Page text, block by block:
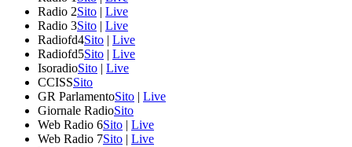
Radio 2Sito | Live
Radio 3Sito | Live
Radiofd4Sito | Live
Radiofd5Sito | Live
IsoradioSito | Live
CCISSSito
GR ParlamentoSito | Live
Giornale RadioSito
Web Radio 6Sito | Live
Web Radio 7Sito | Live